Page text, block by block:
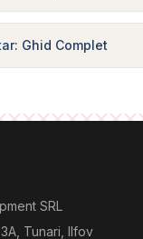
Ghid Complet
SRL
Tunari, Ilfov